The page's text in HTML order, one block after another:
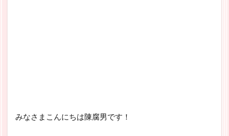
みなさまこんにちは陳腐男です！